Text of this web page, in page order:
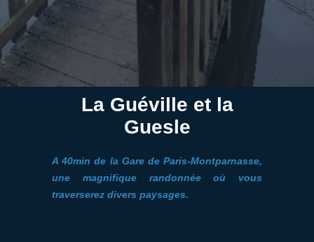
La Guéville et la
Guesle
A 40min de la Gare de Paris-Montparnasse,
une magnifique randonnée où vous
traverserez divers paysages.